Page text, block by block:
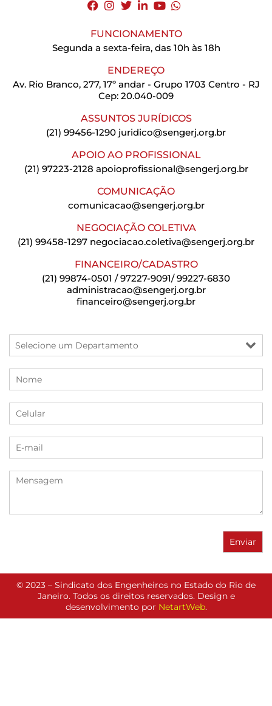
FUNCIONAMENTO
Segunda a sexta-feira, das 10h às 18h
ENDEREÇO
Av. Rio Branco, 277, 17º andar - Grupo 1703 Centro - RJ
Cep: 20.040-009
ASSUNTOS JURÍDICOS
(21) 99456-1290 juridico@sengerj.org.br
APOIO AO PROFISSIONAL
(21) 97223-2128 apoioprofissional@sengerj.org.br
COMUNICAÇÃO
comunicacao@sengerj.org.br
NEGOCIAÇÃO COLETIVA
(21) 99458-1297 negociacao.coletiva@sengerj.org.br
FINANCEIRO/CADASTRO
(21) 99874-0501 / 97227-9091/ 99227-6830
administracao@sengerj.org.br
financeiro@sengerj.org.br
© 2023 – Sindicato dos Engenheiros no Estado do Rio de
Janeiro. Todos os direitos reservados. Design e
desenvolvimento por NetartWeb.